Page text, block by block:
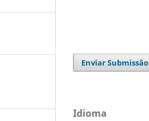
Enviar Submissão
Idioma